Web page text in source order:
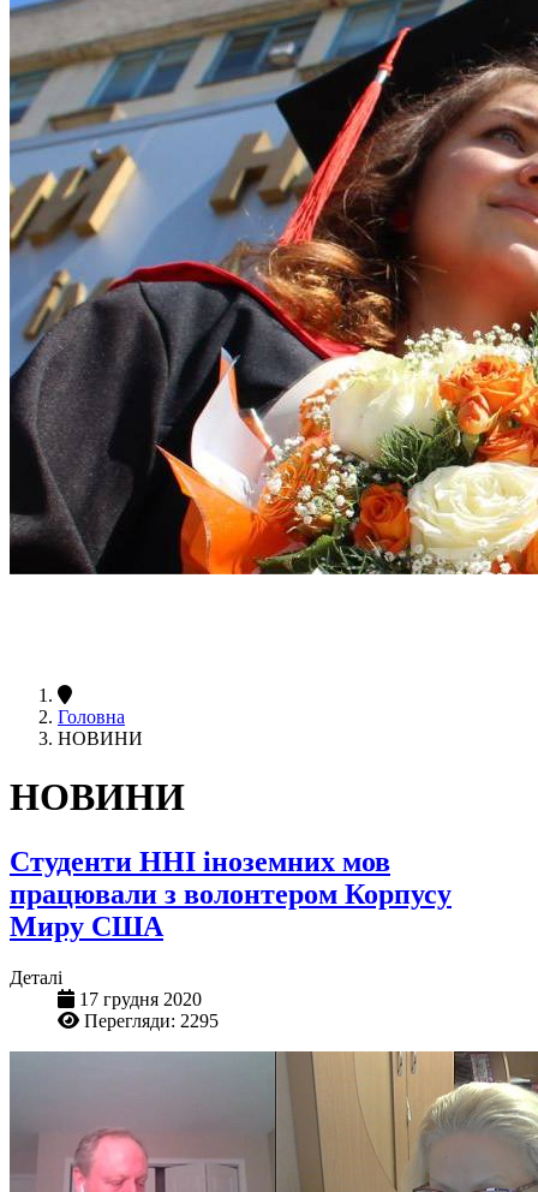
Головна
НОВИНИ
НОВИНИ
Студенти ННІ іноземних мов
працювали з волонтером Корпусу
Миру США
Деталі
17 грудня 2020
Перегляди: 2295